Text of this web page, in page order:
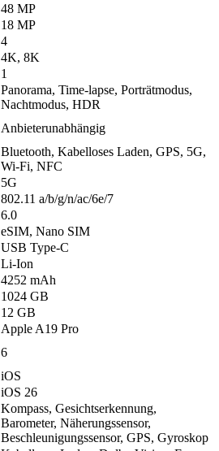
48 MP
18 MP
4
4K, 8K
1
Panorama, Time-lapse, Porträtmodus,
Nachtmodus, HDR
Anbieterunabhängig
Bluetooth, Kabelloses Laden, GPS, 5G,
Wi-Fi, NFC
5G
802.11 a/b/g/n/ac/6e/7
6.0
eSIM, Nano SIM
USB Type-C
Li-Ion
4252 mAh
1024 GB
12 GB
Apple A19 Pro
6
iOS
iOS 26
Kompass, Gesichtserkennung,
Barometer, Näherungssensor,
Beschleunigungssensor, GPS, Gyroskop